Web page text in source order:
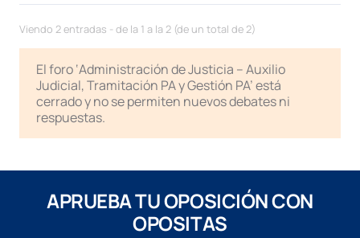
Viendo 2 entradas - de la 1 a la 2 (de un total de 2)
El foro ‘Administración de Justicia – Auxilio
Judicial, Tramitación PA y Gestión PA’ está
cerrado y no se permiten nuevos debates ni
respuestas.
APRUEBA TU OPOSICIÓN CON
OPOSITAS